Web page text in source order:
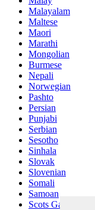
Malayalam
Maltese
Maori
Marathi
Mongolian
Burmese
Nepali
Norwegian
Pashto
Persian
Punjabi
Serbian
Sesotho
Sinhala
Slovak
Slovenian
Somali
Samoan
Scots Gaelic